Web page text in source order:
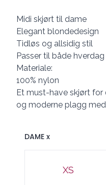
Midi skjørt til dame
Elegant blondedesign
Tidløs og allsidig stil
Passer til både
Materiale:
100% nylon
Et must-have skjørt for
og moderne plagg
DAME x
Velg en DAME x
XS